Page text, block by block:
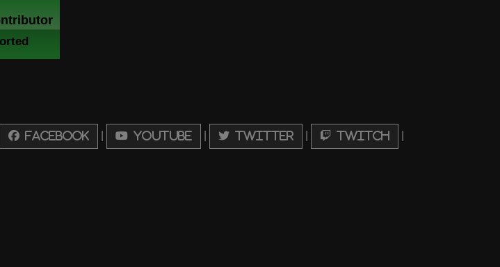
Facebook Youtube Twitter Twitch